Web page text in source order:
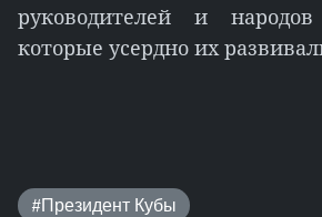
руководителей и
которые усердно их
#Президент Кубы